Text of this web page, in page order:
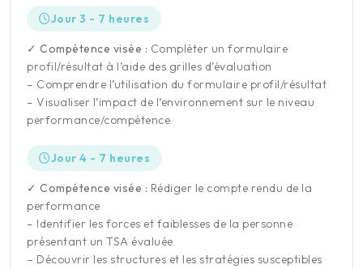
Jour 3 - 7 heures
✓ Compétence visée : Compléter un formulaire
profil/résultat à l’aide des grilles d’évaluation
– Comprendre l’utilisation du formulaire profil/résultat
– Visualiser l’impact de l’environnement sur le niveau
performance/compétence
Jour 4 - 7 heures
✓ Compétence visée : Rédiger le compte rendu de la
performance
– Identifier les forces et faiblesses de la personne
présentant un TSA évaluée
– Découvrir les structures et les stratégies susceptibles